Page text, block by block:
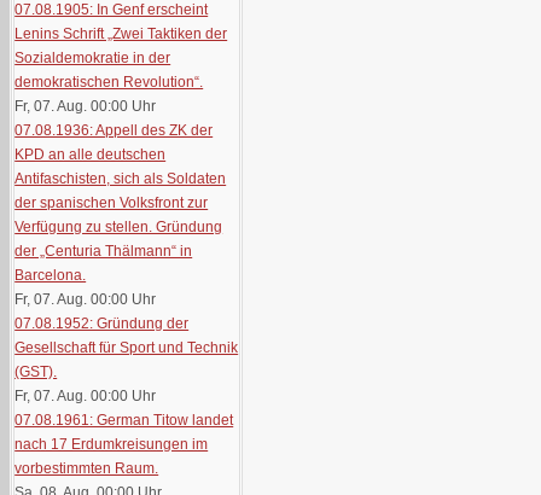
07.08.1905: In Genf erscheint
Lenins Schrift „Zwei Taktiken der
Sozialdemokratie in der
demokratischen Revolution“.
Fr, 07. Aug. 00:00 Uhr
07.08.1936: Appell des ZK der
KPD an alle deutschen
Antifaschisten, sich als Soldaten
der spanischen Volksfront zur
Verfügung zu stellen. Gründung
der „Centuria Thälmann“ in
Barcelona.
Fr, 07. Aug. 00:00 Uhr
07.08.1952: Gründung der
Gesellschaft für Sport und Technik
(GST).
Fr, 07. Aug. 00:00 Uhr
07.08.1961: German Titow landet
nach 17 Erdumkreisungen im
vorbestimmten Raum.